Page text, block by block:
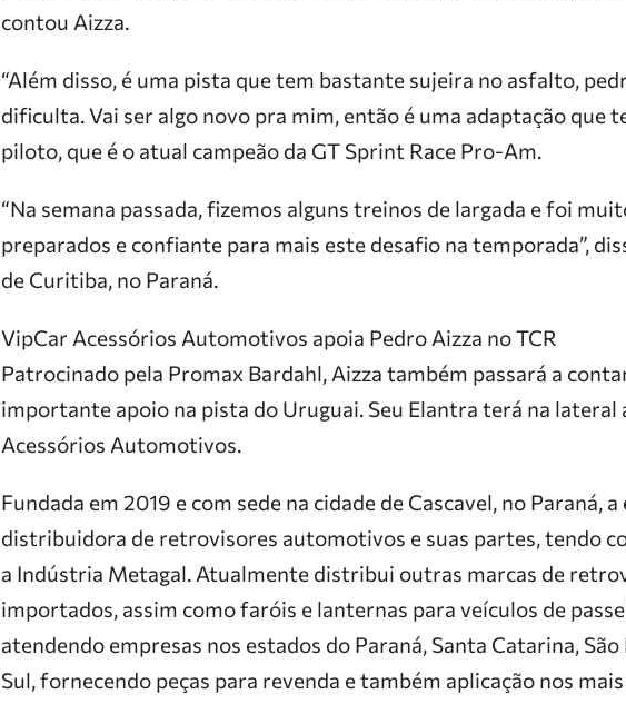
contou Aizza.
“Além disso, é uma pista que tem bastante sujeira no asfalto,
dificulta. Vai ser algo novo pra mim, então é uma adaptação que
piloto, que é o atual campeão da GT Sprint Race Pro-Am.
“Na semana passada, fizemos alguns treinos de largada e foi
preparados e confiante para mais este desafio na temporada”,
de Curitiba, no Paraná.
VipCar Acessórios Automotivos apoia Pedro Aizza no TCR
Patrocinado pela Promax Bardahl, Aizza também passará a
importante apoio na pista do Uruguai. Seu Elantra terá na lateral
Acessórios Automotivos.
Fundada em 2019 e com sede na cidade de Cascavel, no Paraná,
distribuidora de retrovisores automotivos e suas partes, tendo
a Indústria Metagal. Atualmente distribui outras marcas de
importados, assim como faróis e lanternas para veículos de
atendendo empresas nos estados do Paraná, Santa Catarina,
Sul, fornecendo peças para revenda e também aplicação nos